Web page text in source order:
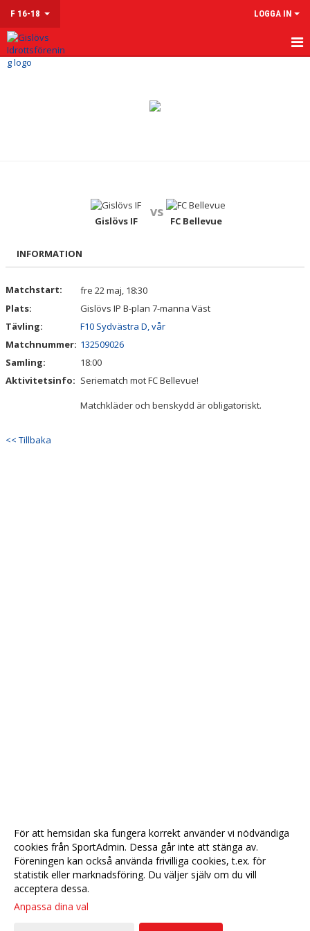
F 16-18 LOGGA IN
HEM
Gislövs IF
vs
FC Bellevue
INFORMATION
Matchstart:
fre 22 maj, 18:30
Plats:
Gislövs IP B-plan 7-manna Väst
Tävling:
F10 Sydvästra D, vår
Matchnummer: 132509026
Samling:
18:00
Aktivitetsinfo: Seriematch mot FC Bellevue!
Matchkläder och benskydd är obligatoriskt.
<< Tillbaka
För att hemsidan ska fungera korrekt använder vi nödvändiga
cookies från SportAdmin. Dessa går inte att stänga av.
Föreningen kan också använda frivilliga cookies, t.ex. för
statistik eller marknadsföring. Du väljer själv om du vill
acceptera dessa.
Anpassa dina val